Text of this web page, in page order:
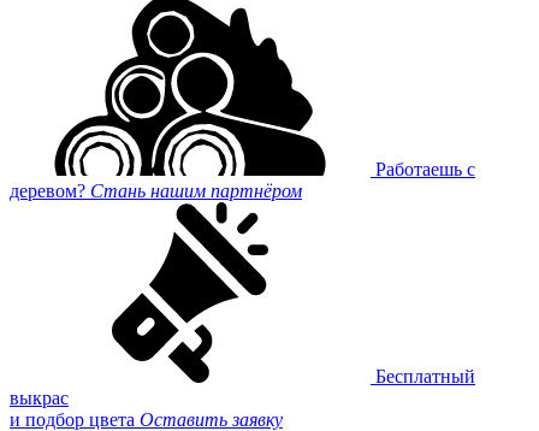
Работаешь с
деревом? Стань нашим партнёром
Бесплатный
выкрас
и подбор цвета Оставить заявку